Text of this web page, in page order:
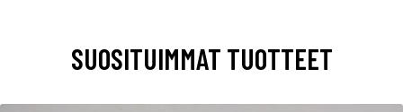
SUOSITUIMMAT TUOTTEET